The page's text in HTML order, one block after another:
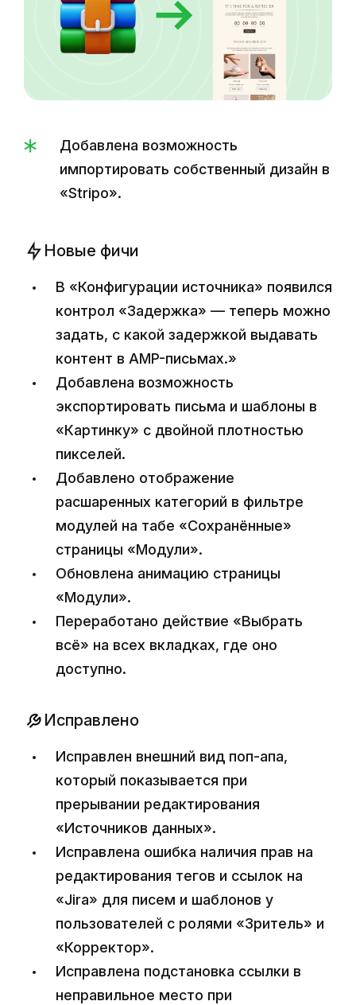
Добавлена возможность
импортировать собственный дизайн в
«Stripo».
Новые фичи
В «Конфигурации источника» появился
контрол «Задержка» — теперь можно
задать, с какой задержкой выдавать
контент в AMP-письмах.»
Добавлена возможность
экспортировать письма и шаблоны в
«Картинку» с двойной плотностью
пикселей.
Добавлено отображение
расшаренных категорий в фильтре
модулей на табе «Сохранённые»
страницы «Модули».
Обновлена анимацию страницы
«Модули».
Переработано действие «Выбрать
всё» на всех вкладках, где оно
доступно.
Исправлено
Исправлен внешний вид поп-апа,
который показывается при
прерывании редактирования
«Источников данных».
Исправлена ошибка наличия прав на
редактирования тегов и ссылок на
«Jira» для писем и шаблонов у
пользователей с ролями «Зритель» и
«Корректор».
Исправлена подстановка ссылки в
неправильное место при